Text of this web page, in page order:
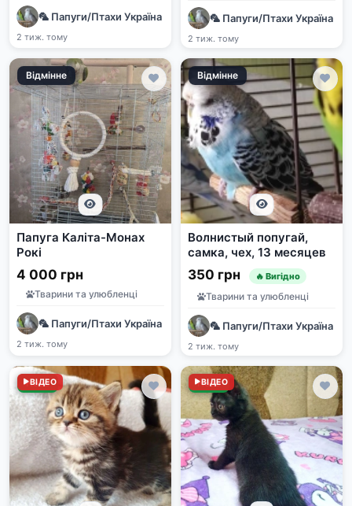
🦜 Папуги/Птахи Україна | Продаж та прилаштування | e-pet
2 тиж. тому
🦜 Папуги/Птахи Україна |
2 тиж. тому
Відмінне
Папуга Каліта-Монах
Рокі
4 000 грн
Тварини та улюбленці
🦜 Папуги/Птахи Україна | Продаж та прилаштування | e-pet
2 тиж. тому
Відмінне
Волнистый попугай,
самка, чех, 13 месяцев
350 грн 🔥 Вигідно
Тварини та улюбленці
🦜 Папуги/Птахи Україна |
2 тиж. тому
Нове
ВІДЕО Нове
ВІДЕО